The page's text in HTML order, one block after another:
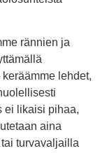
rännien ja
lehdet,
ei likaisi pihaa,
aina
turvavaljailla